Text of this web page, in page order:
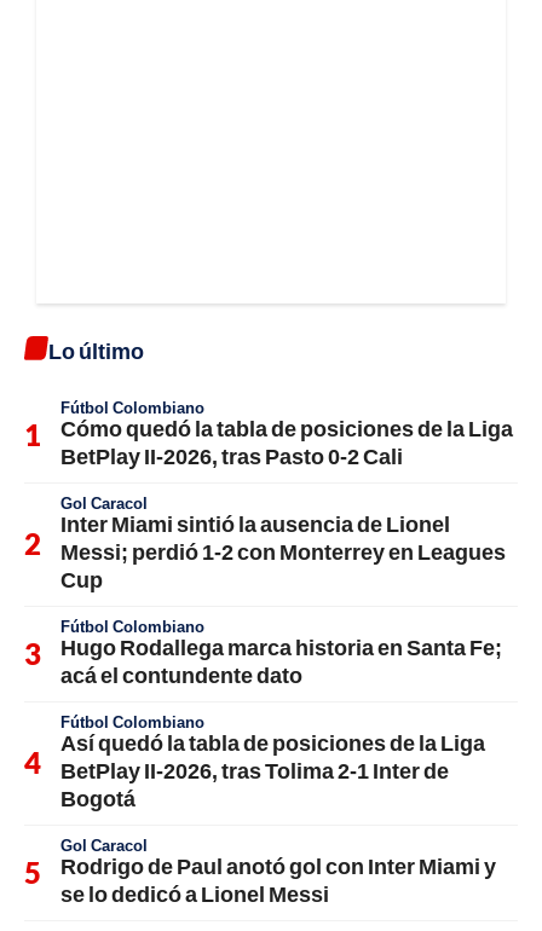
Lo último
Fútbol Colombiano
Cómo quedó la tabla de posiciones de la Liga
BetPlay II-2026, tras Pasto 0-2 Cali
Gol Caracol
Inter Miami sintió la ausencia de Lionel
Messi; perdió 1-2 con Monterrey en Leagues
Cup
Fútbol Colombiano
Hugo Rodallega marca historia en Santa Fe;
acá el contundente dato
Fútbol Colombiano
Así quedó la tabla de posiciones de la Liga
BetPlay II-2026, tras Tolima 2-1 Inter de
Bogotá
Gol Caracol
Rodrigo de Paul anotó gol con Inter Miami y
se lo dedicó a Lionel Messi